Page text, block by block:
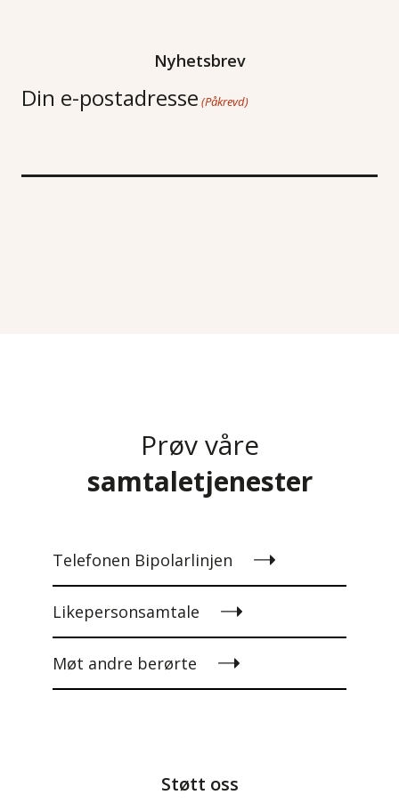
Nyhetsbrev
Din e-postadresse (Påkrevd)
Prøv våre
samtaletjenester
Telefonen Bipolarlinjen
Likepersonsamtale
Møt andre berørte
Støtt oss